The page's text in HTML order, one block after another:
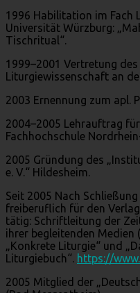
1996 Habilitation im Fach
Universität Würzburg:
Tischritual“.
1999–2001 Vertretung
Liturgiewissenschaft an
2003 Ernennung zum apl.
2004–2005 Lehrauftrag
Fachhochschule
2005 Gründung des
e. V.“ Hildesheim.
Seit 2005 Nach
freiberuflich für den
tätig: Schriftleitung der
ihrer begleitenden Medien
„Konkrete Liturgie“ und
Liturgiebuch“. https://
2005 Mitglied der